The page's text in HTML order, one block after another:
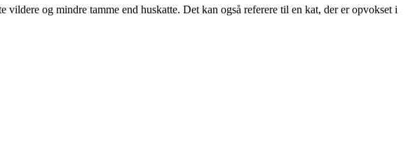
og mindre tamme end huskatte. Det kan også referere til en kat, der er opvokset i